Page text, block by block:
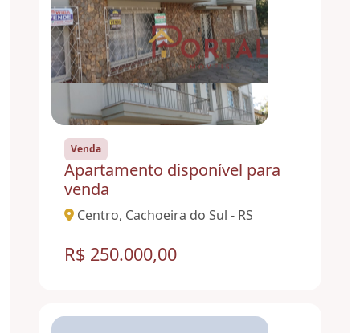
Venda
Apartamento disponível para
venda
Centro, Cachoeira do Sul - RS
R$ 250.000,00